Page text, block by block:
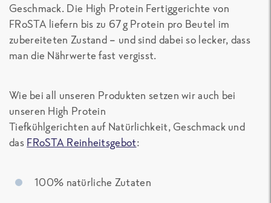
Geschmack. Die High Protein Fertiggerichte von
FRoSTA liefern bis zu 67 g Protein pro Beutel im
zubereiteten Zustand – und sind dabei so lecker, dass
man die Nährwerte fast vergisst.
Wie bei all unseren Produkten setzen wir auch bei
unseren High Protein
Tiefkühlgerichten auf Natürlichkeit, Geschmack und
das FRoSTA Reinheitsgebot:
100% natürliche Zutaten